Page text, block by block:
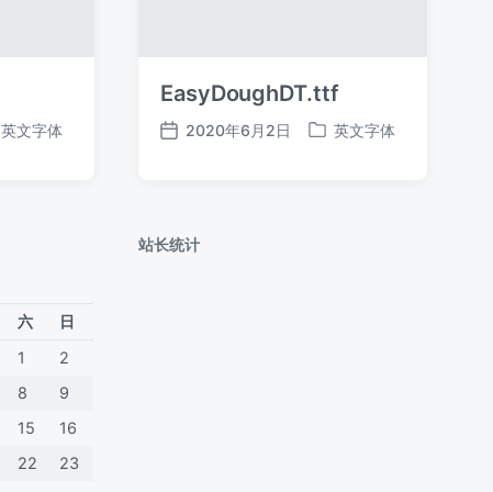
英文字体
EasyDoughDT.ttf
发
2020年6月2日
发
英文字体
六
日
1
2
8
9
15
16
22
23
站长统计